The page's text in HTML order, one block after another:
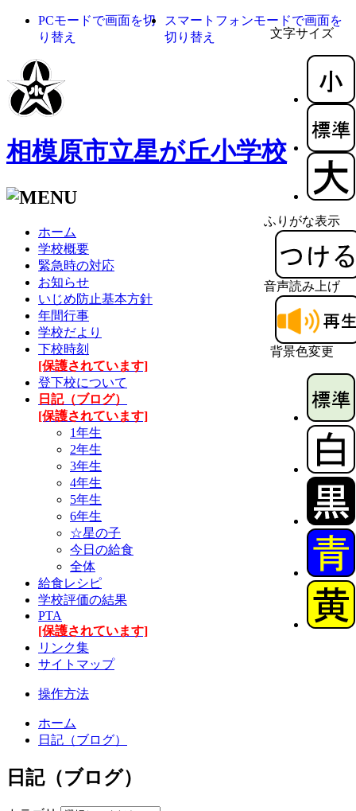
文字サイズ
ふりがな表示
音声読み上げ
背景色変更
PCモードで画面を切
り替え
スマートフォンモードで画面を
切り替え
相模原市立星が丘小学校
ホーム
学校概要
緊急時の対応
お知らせ
いじめ防止基本方針
年間行事
学校だより
下校時刻
[保護されています]
登下校について
日記（ブログ）
[保護されています]
1年生
2年生
3年生
4年生
5年生
6年生
☆星の子
今日の給食
全体
給食レシピ
学校評価の結果
PTA
[保護されています]
リンク集
サイトマップ
操作方法
ホーム
日記（ブログ）
日記（ブログ）